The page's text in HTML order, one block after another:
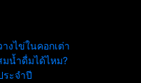
งไข่ในคอกเต่า
มน้ำดื่มได้ไหม?
ระจำปี